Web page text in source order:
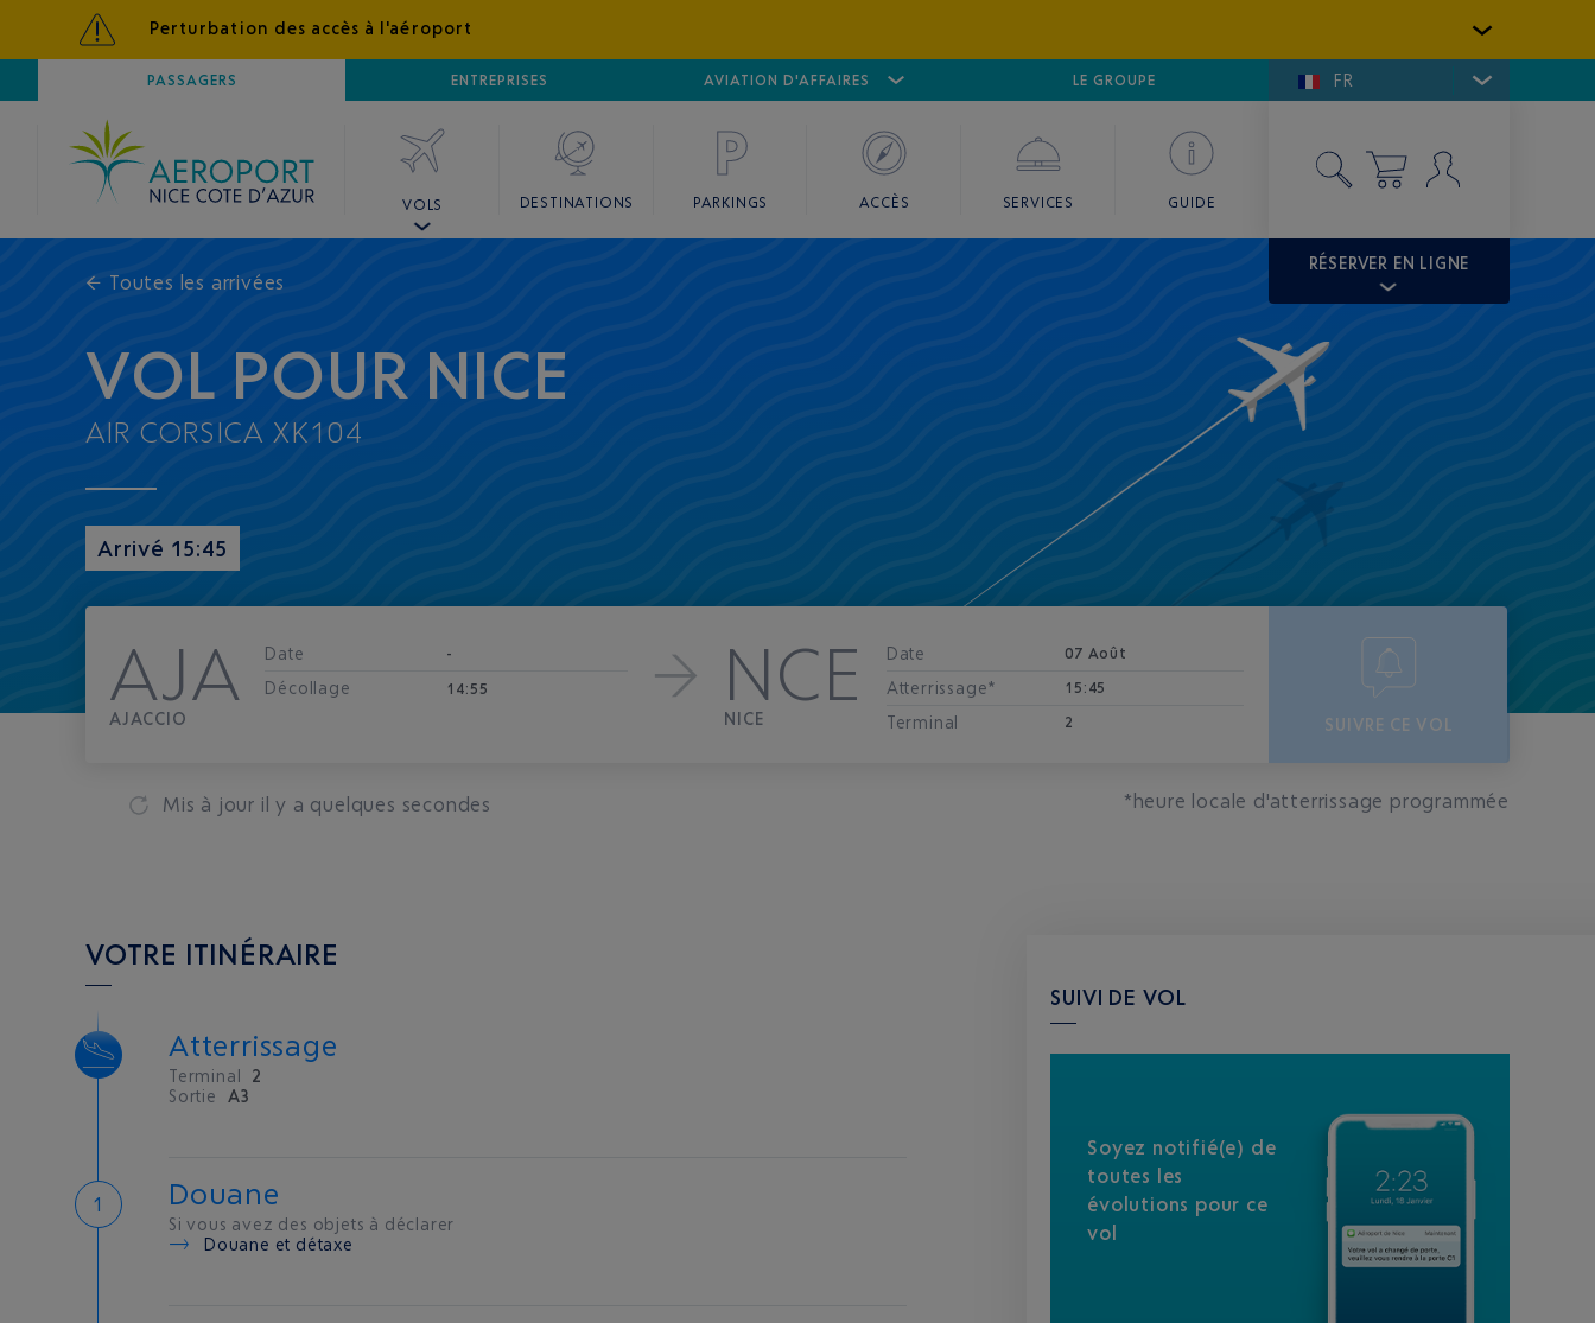
Perturbation des accès à l'aéroport
PASSAGERS ENTREPRISES AVIATION D'AFFAIRES
AÉROPORTNICE CÔTE D'AZUR AÉROPORT CANNES MANDELIEU GOLFE DE SAINT-TROPEZ
LE GROUPE FR
VOLS DESTINATIONS PARKINGS ACCÈS SERVICES GUIDE
RÉSERVER EN LIGNE
← Toutes les arrivées
VOL POUR NICE
AIR CORSICA XK104
Arrivé 15:45
AJA
AJACCIO
Date -
Décollage 14:55 NCE
NICE
Date 07 Août
Atterrissage* 15:45
Terminal 2 SUIVRE CE VOL
Mis à jour il y a quelques secondes *heure locale d'atterrissage programmée
VOTRE ITINÉRAIRE
Atterrissage
Terminal
2
Sortie
A3
Douane
Si vous avez des objets à déclarer
Douane et détaxe
SUIVI DE VOL
Soyez notifié(e) de
toutes les
évolutions pour ce
vol